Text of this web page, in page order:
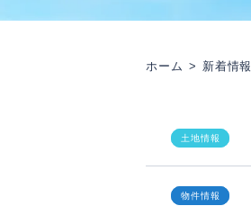
ホーム 新着情報
新
土地情報
物件情報